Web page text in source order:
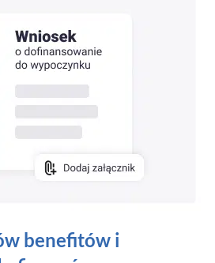
benefitów i